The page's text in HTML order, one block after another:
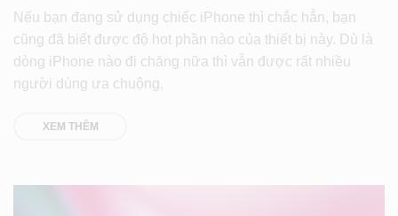
Nếu bạn đang sử dụng chiếc iPhone thì chắc hẳn, bạn
cũng đã biết được độ hot phần nào của thiết bị này. Dù là
dòng iPhone nào đi chăng nữa thì vẫn được rất nhiều
người dùng ưa chuộng,
XEM THÊM